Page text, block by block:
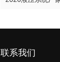
联系我们